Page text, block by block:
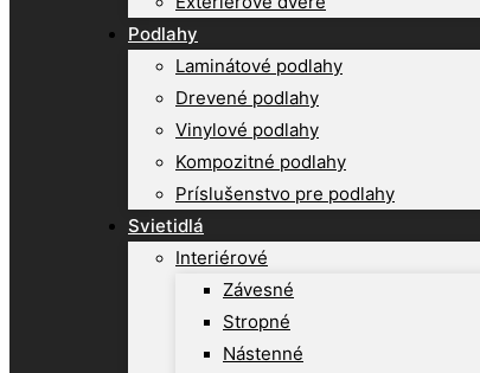
Podlahy
Laminátové podlahy
Drevené podlahy
Vinylové podlahy
Kompozitné podlahy
Príslušenstvo pre podlahy
Svietidlá
Interiérové
Závesné
Stropné
Nástenné